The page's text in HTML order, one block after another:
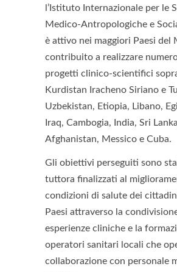
l’Istituto Internazionale per le
Medico-Antropologiche e
è attivo nei maggiori Paesi del
contribuito a realizzare
progetti clinico-scientifici
Kurdistan Iracheno Siriano e
Uzbekistan, Etiopia, Libano,
Iraq, Cambogia, India, Sri
Afghanistan, Messico e Cuba.
Gli obiettivi perseguiti sono
tuttora finalizzati al
condizioni di salute dei
Paesi attraverso la
esperienze cliniche e la
operatori sanitari locali che
collaborazione con personale